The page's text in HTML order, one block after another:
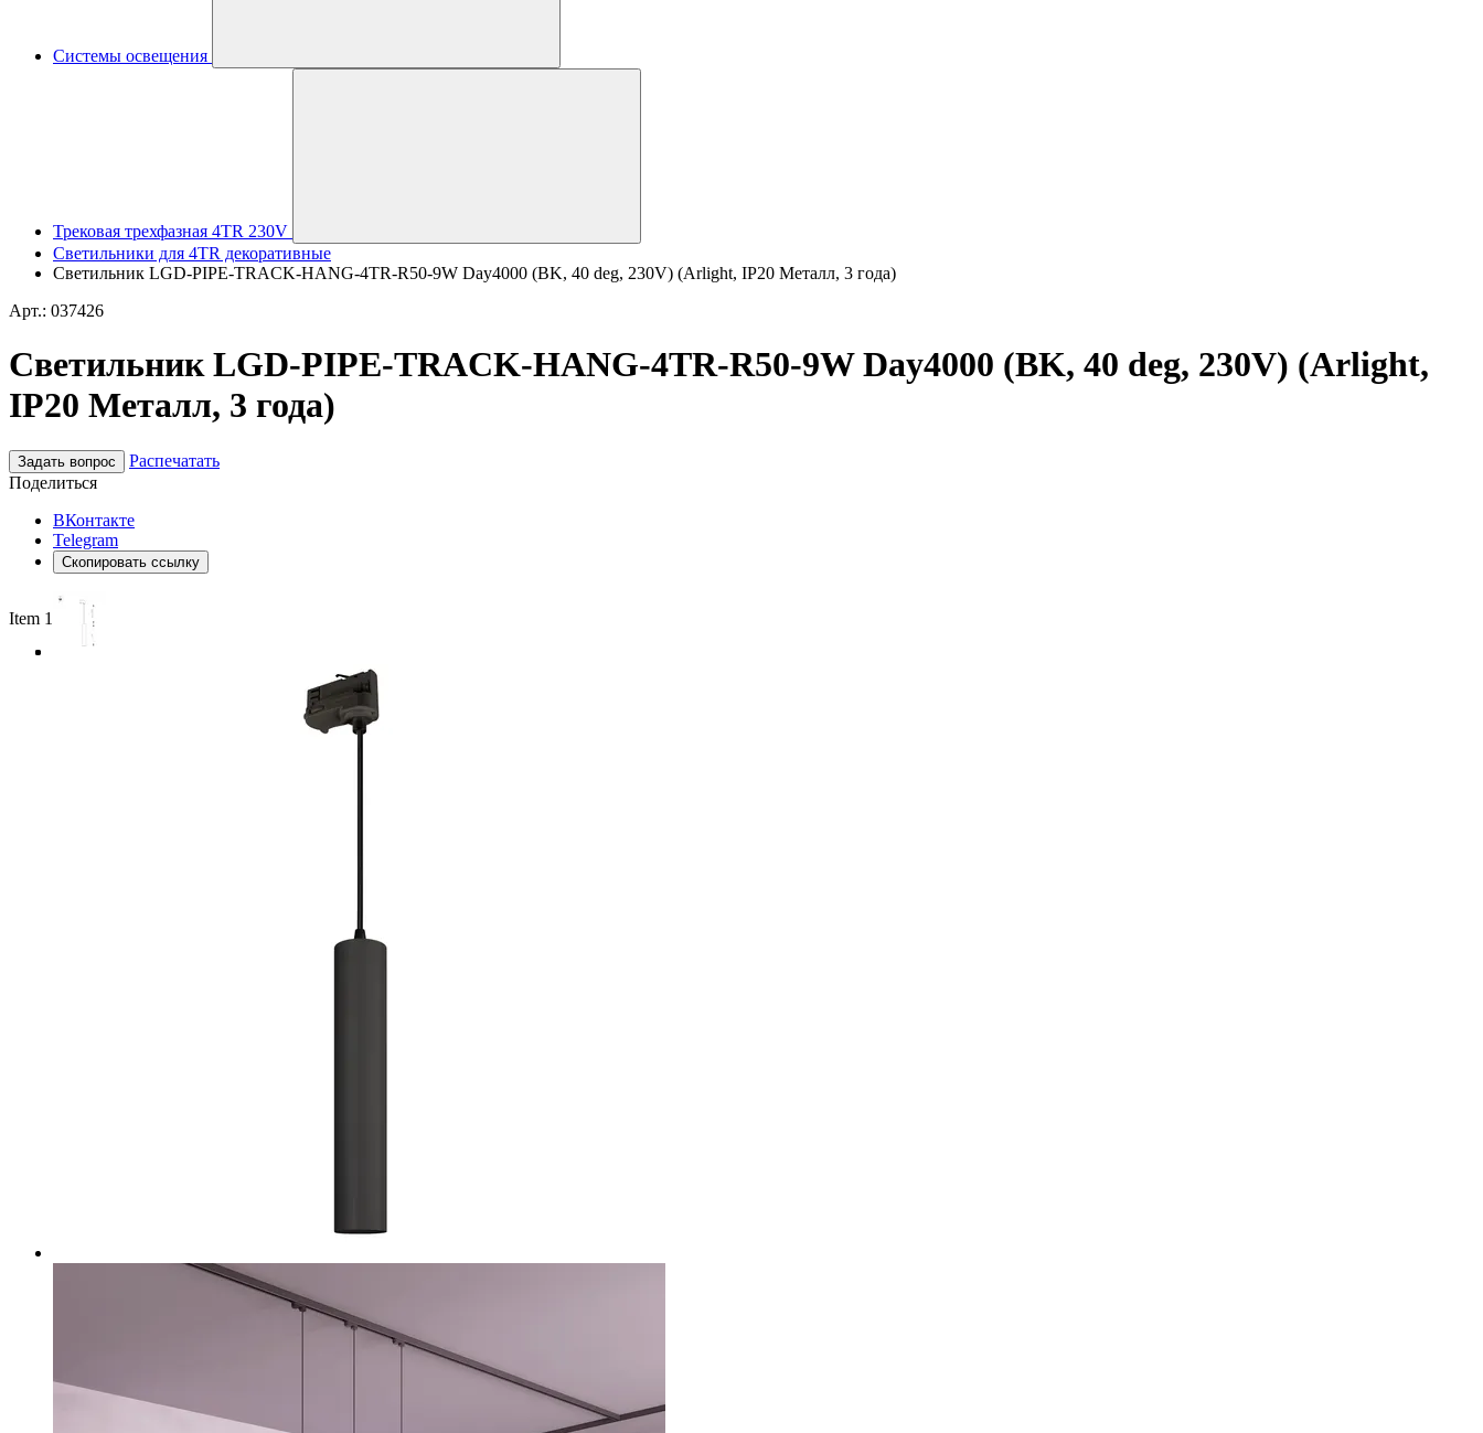
Системы освещения
Трековая трехфазная 4TR 230V
Светильники для 4TR декоративные
Светильник LGD-PIPE-TRACK-HANG-4TR-R50-9W Day4000 (BK, 40 deg, 230V) (Arlight, IP20 Металл, 3 года)
Арт.: 037426
Светильник LGD-PIPE-TRACK-HANG-4TR-R50-9W Day4000 (BK, 40 deg, 230V) (Arlight,
IP20 Металл, 3 года)
Задать вопрос
Распечатать
Поделиться
ВКонтакте
Telegram
Скопировать ссылку
Item 1 of 3